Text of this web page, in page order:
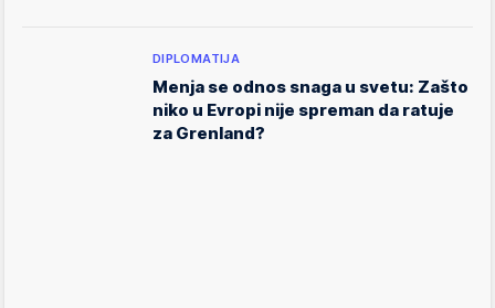
DIPLOMATIJA
Menja se odnos snaga u svetu: Zašto
niko u Evropi nije spreman da ratuje
za Grenland?